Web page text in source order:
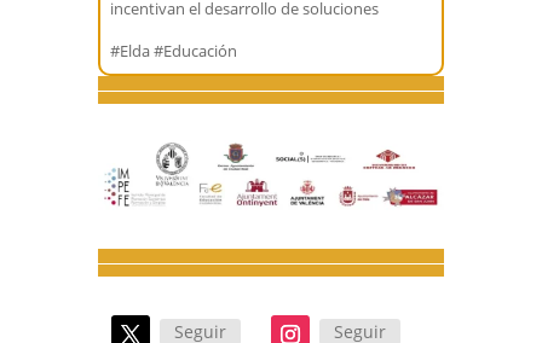
incentivan el desarrollo de soluciones
#Elda #Educación
Seguir Seguir